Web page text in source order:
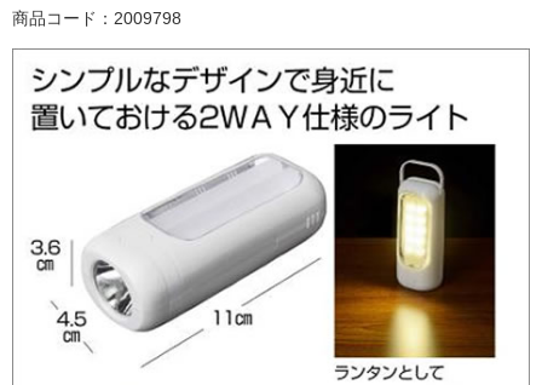
商品コード：2009798